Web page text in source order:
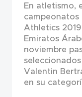
En atletismo,
Athletics
Emiratos
noviembre
Valentin
en su